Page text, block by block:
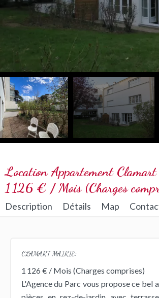
Location Appartement Clamart
1 126 € / Mois (Charges
Description Détails Map
CLAMART MAIRIE:
1 126 € / Mois (Charges comprises)
L'Agence du Parc vous propose ce bel